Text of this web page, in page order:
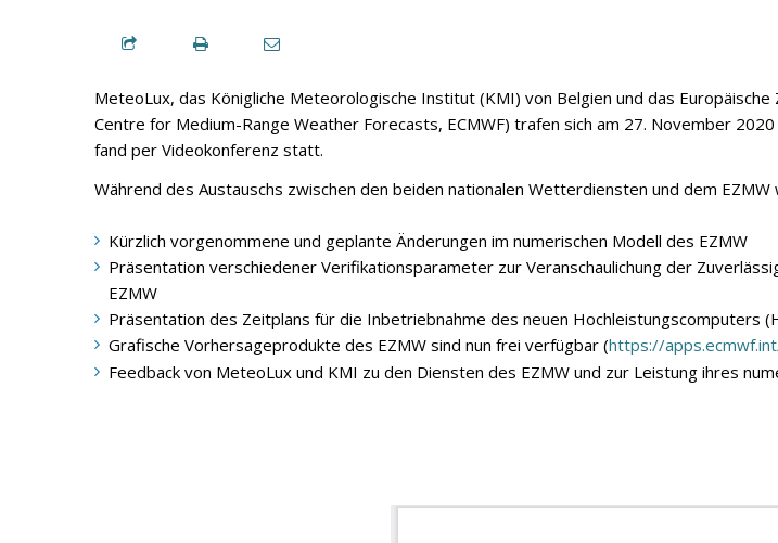
MeteoLux, das Königliche Meteorologische Institut (KMI) von Belgien und das
Centre for Medium-Range Weather Forecasts, ECMWF) trafen sich am 27. November
fand per Videokonferenz statt.
Während des Austauschs zwischen den beiden nationalen Wetterdiensten und dem
Kürzlich vorgenommene und geplante Änderungen im numerischen Modell des EZMW
Präsentation verschiedener Verifikationsparameter zur Veranschaulichung der
EZMW
Präsentation des Zeitplans für die Inbetriebnahme des neuen Hochleistungscomputers
Grafische Vorhersageprodukte des EZMW sind nun frei verfügbar (https://
Feedback von MeteoLux und KMI zu den Diensten des EZMW und zur Leistung ihres